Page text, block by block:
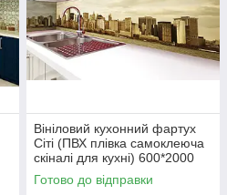
Вініловий кухонний фартух
Сіті (ПВХ плівка самоклеюча
скіналі для кухні) 600*2000
мм
Готово до відправки